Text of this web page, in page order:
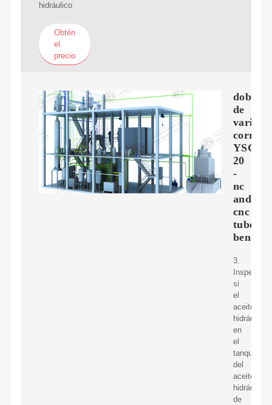
hidráulico
Obtén
el
precio
de
varilla
YSGW-
20
-
nc
and
cnc
tube
3.
si
el
aceite
hidráulico
en
el
tanque
del
aceite
hidráulico
de